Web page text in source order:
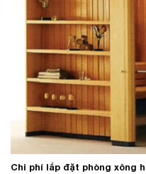
Chi phí lắp đặt phòng xông